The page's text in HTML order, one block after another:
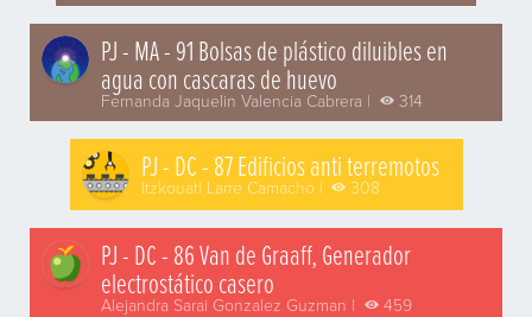
PJ - MA - 91 Bolsas de plástico diluibles en
agua con cascaras de huevo
Fernanda Jaquelin Valencia Cabrera | 314
PJ - DC - 87 Edificios anti terremotos
Itzkouatl Larre Camacho | 308
PJ - DC - 86 Van de Graaff, Generador
electrostático casero
Alejandra Sarai Gonzalez Guzman | 459